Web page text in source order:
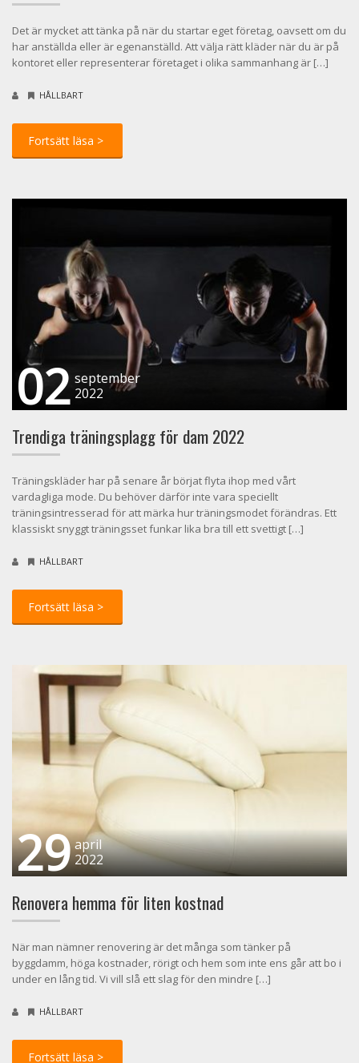
Det är mycket att tänka på när du startar eget företag, oavsett om du
har anställda eller är egenanställd. Att välja rätt kläder när du är på
kontoret eller representerar företaget i olika sammanhang är […]
HÅLLBART
02 september
2022
Trendiga träningsplagg för dam 2022
Träningskläder har på senare år börjat flyta ihop med vårt
vardagliga mode. Du behöver därför inte vara speciellt
träningsintresserad för att märka hur träningsmodet förändras. Ett
klassiskt snyggt träningsset funkar lika bra till ett svettigt […]
HÅLLBART
29 april
2022
Renovera hemma för liten kostnad
När man nämner renovering är det många som tänker på
byggdamm, höga kostnader, rörigt och hem som inte ens går att bo i
under en lång tid. Vi vill slå ett slag för den mindre […]
HÅLLBART